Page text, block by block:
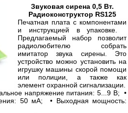
Звуковая сирена 0,5 Вт.
Радиоконструктор RS125
Печатная плата с компонентами
и инструкцией в упаковке.
Предлагаемый набор позволит
радиолюбителю собрать
имитатор звука сирены. Это
устройство можно установить на
игрушку машины скорой помощи
или полиции, а также как
элемент охранной сигнализации.
напряжение питания: 5...9 В; •
50 мА; • Выходная мощность: